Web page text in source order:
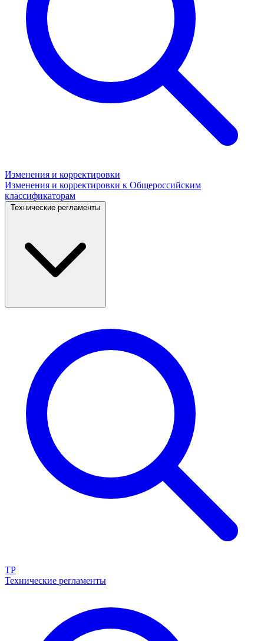
Изменения и корректировки
Изменения и корректировки к Общероссийским
классификаторам
Технические регламенты
ТР
Технические регламенты